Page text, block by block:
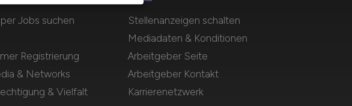
Jobs suchen
Registrierung
& Networks
& Vielfalt
Stellenanzeigen schalten
Mediadaten & Konditionen
Arbeitgeber Seite
Arbeitgeber Kontakt
Karrierenetzwerk